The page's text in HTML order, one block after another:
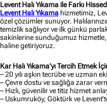
Levent Halı Yıkama ile Farkı
Levent Halı Yıkama hizmetimiz,
özel çözümler sunuyor.
temizlik sağlıyor ve ilk günkü
sakinlerine sunduğumuz
haline getiriyoruz.
Kar Halı Yıkama’yı Tercih Etmek
– 20 yılı aşkın tecrübe ve uzman
– Çevre dostu ve sağlığa zarar
– Hızlı, güvenilir ve titiz hizmet
– Uskumruköy, Göktürk ve